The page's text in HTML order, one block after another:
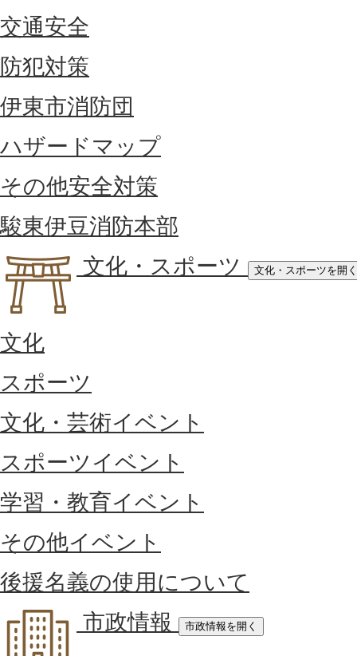
交通安全
防犯対策
伊東市消防団
ハザードマップ
その他安全対策
駿東伊豆消防本部
文化・スポーツ
文化・スポーツを開く
文化
スポーツ
文化・芸術イベント
スポーツイベント
学習・教育イベント
その他イベント
後援名義の使用について
市政情報
市政情報を開く